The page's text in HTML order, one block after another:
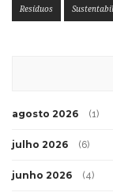
Resíduos
agosto 2026 (1)
julho 2026 (6)
junho 2026 (4)